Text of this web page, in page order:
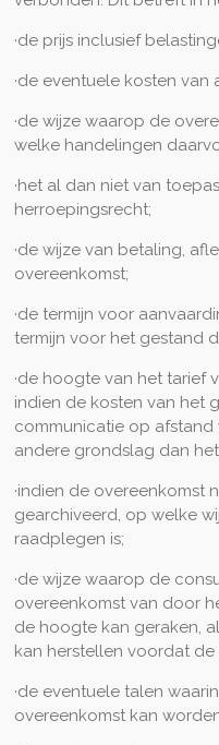
·de prijs inclusief
·de eventuele kosten van
·de wijze waarop de
welke handelingen
·het al dan niet van
herroepingsrecht;
·de wijze van betaling,
overeenkomst;
·de termijn voor
termijn voor het gestand
·de hoogte van het tarief
indien de kosten van het
communicatie op
andere grondslag dan
·indien de overeenkomst
gearchiveerd, op welke
raadplegen is;
·de wijze waarop de
overeenkomst van door
de hoogte kan geraken,
kan herstellen voordat
·de eventuele talen
overeenkomst kan